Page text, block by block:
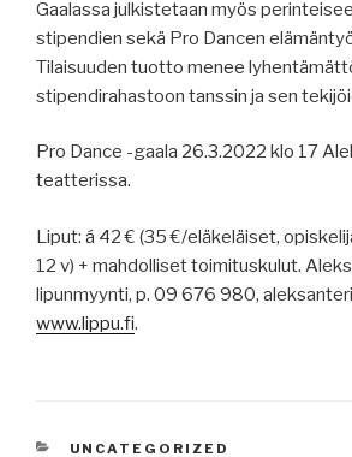
Gaalassa julkistetaan myös
stipendien sekä Pro Dancen
Tilaisuuden tuotto menee
stipendirahastoon tanssin ja sen
Pro Dance -gaala 26.3.2022 klo 17
teatterissa.
Liput: á 42 € (35 €/eläkeläiset,
12 v) + mahdolliset toimituskulut.
lipunmyynti, p. 09 676 980,
www.lippu.fi.
KATEGORIAT
UNCATEGORIZED